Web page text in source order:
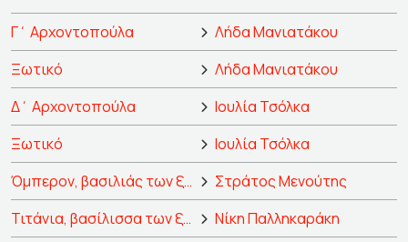
Γ΄ Αρχοντοπούλα
Λήδα Μανιατάκου
Ξωτικό
Λήδα Μανιατάκου
Δ΄ Αρχοντοπούλα
Ιουλία Τσόλκα
Ξωτικό
Ιουλία Τσόλκα
Όμπερον, βασιλιάς των ξωτικών
Στράτος Μενούτης
Τιτάνια, βασίλισσα των ξωτικών
Νίκη Παλληκαράκη